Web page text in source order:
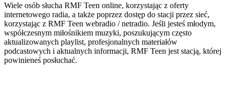
Wiele osób słucha RMF Teen online, korzystając z oferty
internetowego radia, a także poprzez dostęp do stacji przez sieć,
korzystając z RMF Teen webradio / netradio. Jeśli jesteś młodym,
współczesnym miłośnikiem muzyki, poszukującym często
aktualizowanych playlist, profesjonalnych materiałów
podcastowych i aktualnych informacji, RMF Teen jest stacją, której
powinieneś posłuchać.